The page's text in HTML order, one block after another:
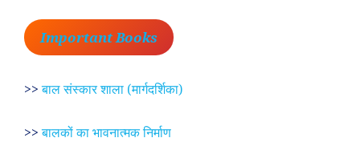
Important Books
>>बाल संस्कार शाला (मार्गदर्शिका)
>>बालकों का भावनात्मक निर्माण